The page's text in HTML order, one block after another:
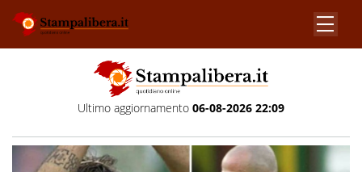
Ultimo aggiornamento 06-08-2026 22:09